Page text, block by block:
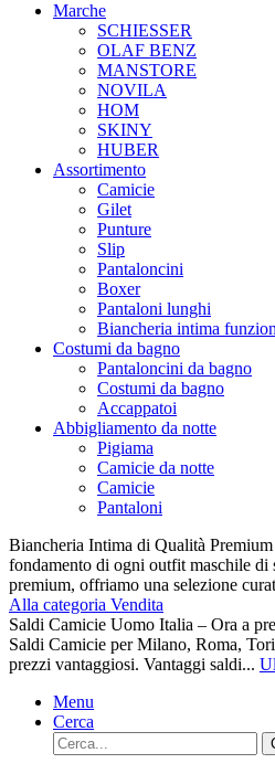
Marche
SCHIESSER
OLAF BENZ
MANSTORE
NOVILA
HOM
SKINY
HUBER
Assortimento
Camicie
Gilet
Punture
Slip
Pantaloncini
Boxer
Pantaloni lunghi
Biancheria intima
Costumi da bagno
Pantaloncini da bagno
Costumi da bagno
Accappatoi
Abbigliamento da notte
Pigiama
Camicie da notte
Camicie
Pantaloni
Biancheria Intima di Qualità
fondamento di ogni outfit maschile di
premium, offriamo una selezione
Alla categoria Vendita
Saldi Camicie Uomo Italia – Ora a
Saldi Camicie per Milano, Roma,
prezzi vantaggiosi. Vantaggi saldi...
Menu
Cerca